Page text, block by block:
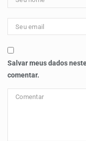
Salvar meus dados
comentar.